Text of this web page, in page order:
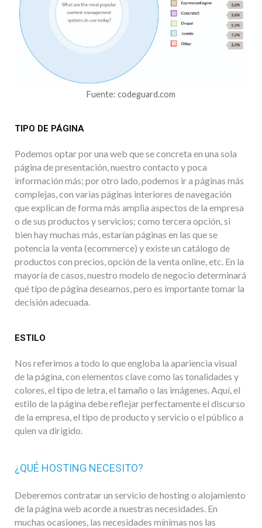
Fuente: codeguard.com
TIPO DE PÁGINA
Podemos optar por una web que se concreta en una sola
página de presentación, nuestro contacto y poca
información más; por otro lado, podemos ir a páginas más
complejas, con varias páginas interiores de navegación
que explican de forma más amplia aspectos de la empresa
o de sus productos y servicios; como tercera opción, si
bien hay muchas más, estarían páginas en las que se
potencia la venta (ecommerce) y existe un catálogo de
productos con precios, opción de la venta online, etc. En la
mayoría de casos, nuestro modelo de negocio determinará
qué tipo de página deseamos, pero es importante tomar la
decisión adecuada.
ESTILO
Nos referimos a todo lo que engloba la apariencia visual
de la página, con elementos clave como las tonalidades y
colores, el tipo de letra, el tamaño o las imágenes. Aquí, el
estilo de la página debe reflejar perfectamente el discurso
de la empresa, el tipo de producto y servicio o el público a
quien va dirigido.
¿QUÉ HOSTING NECESITO?
Deberemos contratar un servicio de hosting o alojamiento
de la página web acorde a nuestras necesidades. En
muchas ocasiones, las necesidades mínimas nos las